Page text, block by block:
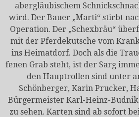
abergläubischem
wird. Der Bauer „Marti“ stirbt
Operation. Der „Schexbräu“
mit der Pferdekutsche vom
ins Heimatdorf. Doch als die
fenen Grab steht, ist der Sarg
den Hauptrollen sind unter
Schönberger, Karin Prucker,
Bürgermeister Karl-Heinz-
zu sehen. Karten sind ab sofort